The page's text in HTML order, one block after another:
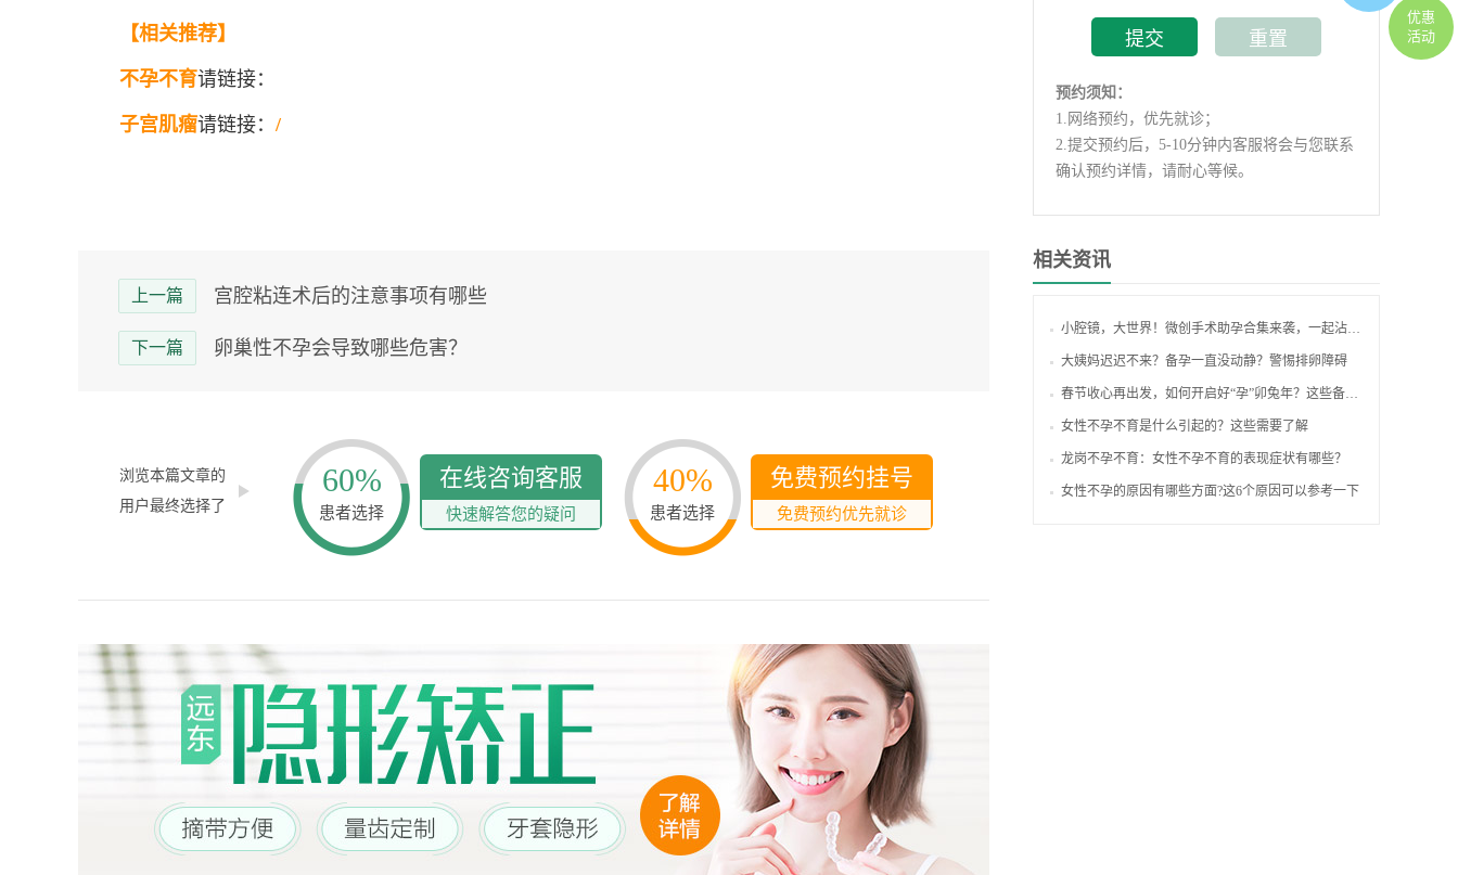
【相关推荐】
不孕不育请链接：
子宫肌瘤请链接： /
上一篇 宫腔粘连术后的注意事项有哪些
下一篇 卵巢性不孕会导致哪些危害？
浏览本篇文章的
用户最终选择了
60%
患者选择
在线咨询客服
快速解答您的疑问
40%
患者选择
免费预约挂号
免费预约优先就诊
预约须知：
1. 网络预约，优先就诊；
2.提交预约后，5-10分钟内客服将会与您联系
确认预约详情，请耐心等候。
相关资讯
小腔镜，大世界！微创手术助孕合集来袭，一起沾沾喜气吧~
大姨妈迟迟不来？备孕一直没动静？警惕排卵障碍
春节收心再出发，如何开启好“孕”卯兔年？这些备孕知识你了解吗？
女性不孕不育是什么引起的？这些需要了解
龙岗不孕不育：女性不孕不育的表现症状有哪些？
女性不孕的原因有哪些方面?这6个原因可以参考一下
优惠
活动